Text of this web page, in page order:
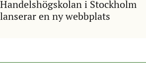
Handelshögskolan i Stockholm
lanserar en ny webbplats